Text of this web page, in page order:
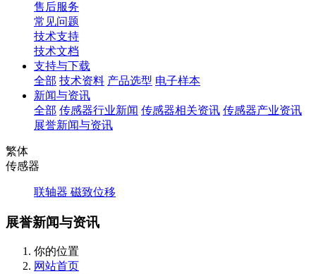
售后服务
常见问题
技术支持
技术文档
支持与下载
全部 技术资料 产品选型 电子样本
新闻与资讯
全部 传感器行业新闻 传感器相关资讯 传感器产业资讯
展誉新闻与资讯
繁体
传感器
联轴器 磁致位移
展誉新闻与资讯
你的位置
网站首页